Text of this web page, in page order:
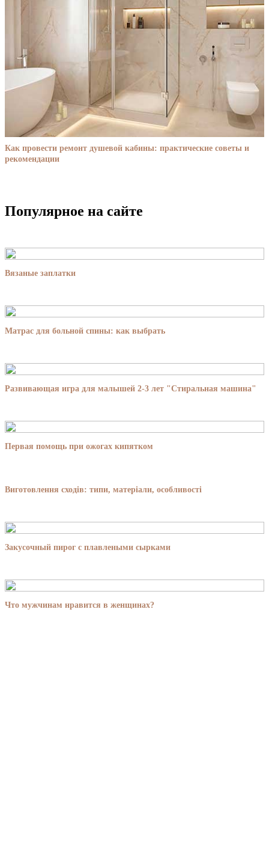
Как провести ремонт душевой кабины: практические советы и
рекомендации
Популярное на сайте
Вязаные заплатки
Матрас для больной спины: как выбрать
Развивающая игра для малышей 2-3 лет "Стиральная машина"
Первая помощь при ожогах кипятком
Виготовлення сходів: типи, матеріали, особливості
Закусочный пирог с плавлеными сырками
Что мужчинам нравится в женщинах?